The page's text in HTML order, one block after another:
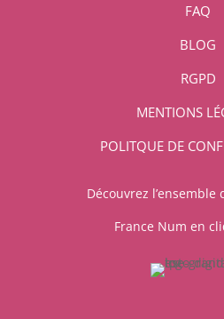
FAQ
BLOG
RGPD
MENTIONS
POLITQUE DE
Découvrez
France Num en